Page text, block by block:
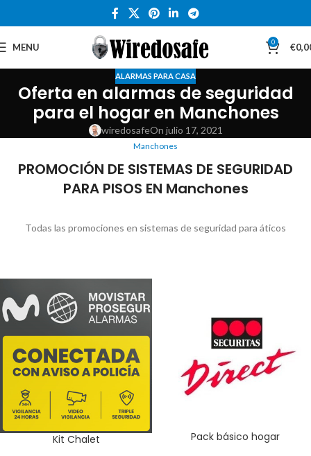
MENU 0 €
ALARMAS PARA CASA
Oferta en alarmas de seguridad
para el hogar en Manchones
wiredosafeOn julio 17, 2021
Manchones
PROMOCIÓN DE SISTEMAS DE SEGURIDAD
PARA PISOS EN Manchones
Todas las promociones en sistemas de seguridad para áticos
Kit Chalet Pack básico hogar